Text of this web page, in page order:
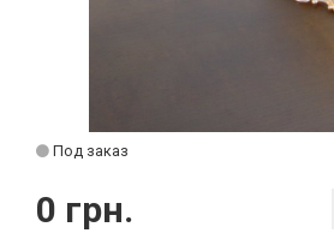
Под заказ
0 грн.